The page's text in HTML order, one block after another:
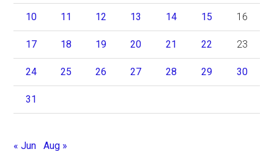
10 11 12 13 14 15 16
17 18 19 20 21 22 23
24 25 26 27 28 29 30
31
« Jun Aug »